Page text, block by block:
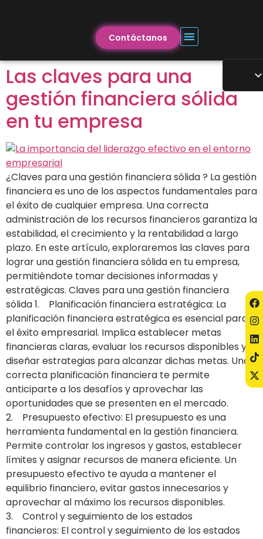
Contáctanos
Las claves para una
gestión financiera sólida
en tu empresa
¿Claves para una gestión financiera sólida ? La gestión
financiera es uno de los aspectos fundamentales para
el éxito de cualquier empresa. Una correcta
administración de los recursos financieros garantiza la
estabilidad, el crecimiento y la rentabilidad a largo
plazo. En este artículo, exploraremos las claves para
lograr una gestión financiera sólida en tu empresa,
permitiéndote tomar decisiones informadas y
estratégicas. Claves para una gestión financiera
sólida 1. Planificación financiera estratégica: La
planificación financiera estratégica es esencial para
el éxito empresarial. Implica establecer metas
financieras claras, evaluar los recursos disponibles y
diseñar estrategias para alcanzar dichas metas. Una
correcta planificación financiera te permite
anticiparte a los desafíos y aprovechar las
oportunidades que se presenten en el mercado.
2. Presupuesto efectivo: El presupuesto es una
herramienta fundamental en la gestión financiera.
Permite controlar los ingresos y gastos, establecer
límites y asignar recursos de manera eficiente. Un
presupuesto efectivo te ayuda a mantener el
equilibrio financiero, evitar gastos innecesarios y
aprovechar al máximo los recursos disponibles.
3. Control y seguimiento de los estados
financieros: El control y seguimiento de los estados